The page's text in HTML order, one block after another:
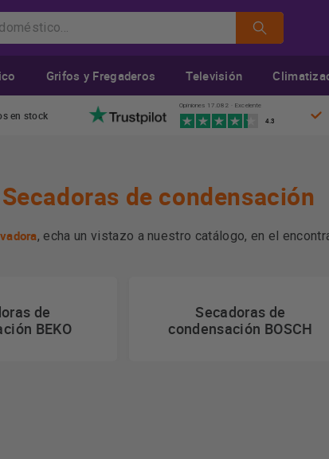
Grifos y Fregaderos Televisión
en stock
Opiniones 17.082 · Excelente
4.3
Secadoras de condensación
, echa un vistazo a nuestro catálogo, en el
información
de
BEKO
Secadoras de
condensación BOSCH